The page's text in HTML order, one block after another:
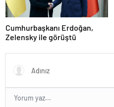
Cumhurbaşkanı Erdoğan,
Zelensky ile görüştü